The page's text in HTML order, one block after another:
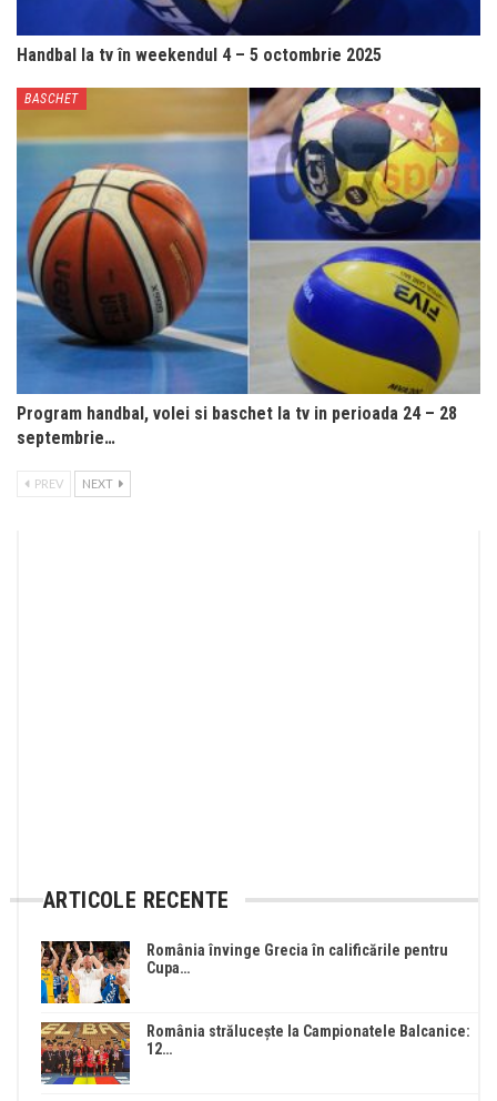
Handbal la tv în weekendul 4 – 5 octombrie 2025
BASCHET
Program handbal, volei si baschet la tv in perioada 24 – 28
septembrie…
PREV NEXT
ARTICOLE RECENTE
România învinge Grecia în calificările pentru
Cupa…
România strălucește la Campionatele Balcanice:
12…